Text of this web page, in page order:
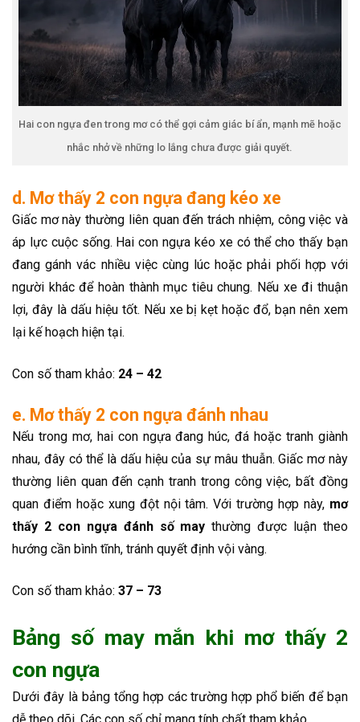
Hai con ngựa đen trong mơ có thể gợi cảm giác bí ẩn, mạnh mẽ hoặc
nhắc nhở về những lo lắng chưa được giải quyết.
d. Mơ thấy 2 con ngựa đang kéo xe
Giấc mơ này thường liên quan đến trách nhiệm, công việc và
áp lực cuộc sống. Hai con ngựa kéo xe có thể cho thấy bạn
đang gánh vác nhiều việc cùng lúc hoặc phải phối hợp với
người khác để hoàn thành mục tiêu chung. Nếu xe đi thuận
lợi, đây là dấu hiệu tốt. Nếu xe bị kẹt hoặc đổ, bạn nên xem
lại kế hoạch hiện tại.
Con số tham khảo: 24 – 42
e. Mơ thấy 2 con ngựa đánh nhau
Nếu trong mơ, hai con ngựa đang húc, đá hoặc tranh giành
nhau, đây có thể là dấu hiệu của sự mâu thuẫn. Giấc mơ này
thường liên quan đến cạnh tranh trong công việc, bất đồng
quan điểm hoặc xung đột nội tâm. Với trường hợp này, mơ
thấy 2 con ngựa đánh số may thường được luận theo
hướng cần bình tĩnh, tránh quyết định vội vàng.
Con số tham khảo: 37 – 73
Bảng số may mắn khi mơ thấy 2
con ngựa
Dưới đây là bảng tổng hợp các trường hợp phổ biến để bạn